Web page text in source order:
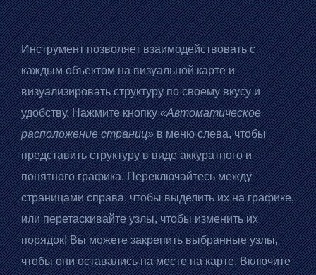
Инструмент позволяет взаимодействовать с
каждым объектом на визуальной карте и
визуализировать структуру по своему вкусу и
удобству. Нажмите кнопку«Автоматическое
расположение страниц»в меню слева, чтобы
представить структуру в виде аккуратного и
понятного графика. Переключайтесь между
страницами справа, чтобы выделить их на графике,
или перетаскивайте узлы, чтобы изменить их
порядок! Вы можете закрепить выбранные узлы,
чтобы они оставались на месте на карте. Включите